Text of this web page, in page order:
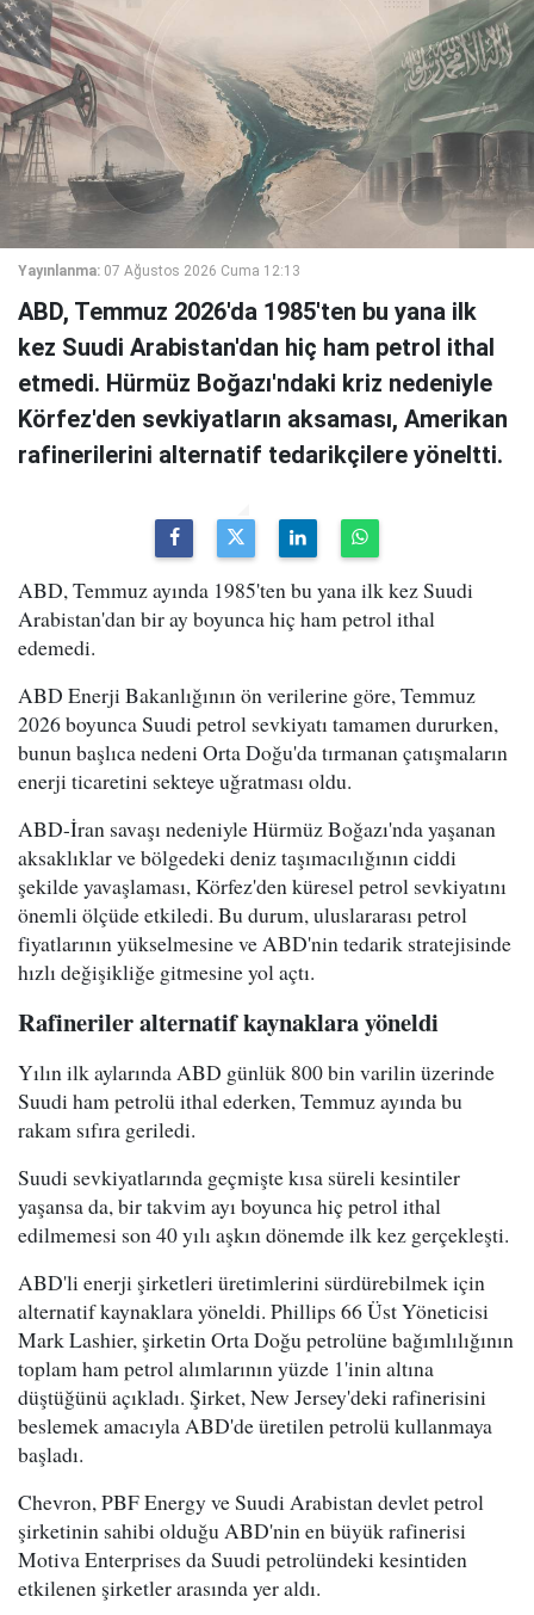
Yayınlanma: 07 Ağustos 2026 Cuma 12:13
ABD, Temmuz 2026'da 1985'ten bu yana ilk
kez Suudi Arabistan'dan hiç ham petrol ithal
etmedi. Hürmüz Boğazı'ndaki kriz nedeniyle
Körfez'den sevkiyatların aksaması, Amerikan
rafinerilerini alternatif tedarikçilere yöneltti.
ABD, Temmuz ayında 1985'ten bu yana ilk kez Suudi
Arabistan'dan bir ay boyunca hiç ham petrol ithal
edemedi.
ABD Enerji Bakanlığının ön verilerine göre, Temmuz
2026 boyunca Suudi petrol sevkiyatı tamamen dururken,
bunun başlıca nedeni Orta Doğu'da tırmanan çatışmaların
enerji ticaretini sekteye uğratması oldu.
ABD-İran savaşı nedeniyle Hürmüz Boğazı'nda yaşanan
aksaklıklar ve bölgedeki deniz taşımacılığının ciddi
şekilde yavaşlaması, Körfez'den küresel petrol sevkiyatını
önemli ölçüde etkiledi. Bu durum, uluslararası petrol
fiyatlarının yükselmesine ve ABD'nin tedarik stratejisinde
hızlı değişikliğe gitmesine yol açtı.
Rafineriler alternatif kaynaklara yöneldi
Yılın ilk aylarında ABD günlük 800 bin varilin üzerinde
Suudi ham petrolü ithal ederken, Temmuz ayında bu
rakam sıfıra geriledi.
Suudi sevkiyatlarında geçmişte kısa süreli kesintiler
yaşansa da, bir takvim ayı boyunca hiç petrol ithal
edilmemesi son 40 yılı aşkın dönemde ilk kez gerçekleşti.
ABD'li enerji şirketleri üretimlerini sürdürebilmek için
alternatif kaynaklara yöneldi. Phillips 66 Üst Yöneticisi
Mark Lashier, şirketin Orta Doğu petrolüne bağımlılığının
toplam ham petrol alımlarının yüzde 1'inin altına
düştüğünü açıkladı. Şirket, New Jersey'deki rafinerisini
beslemek amacıyla ABD'de üretilen petrolü kullanmaya
başladı.
Chevron, PBF Energy ve Suudi Arabistan devlet petrol
şirketinin sahibi olduğu ABD'nin en büyük rafinerisi
Motiva Enterprises da Suudi petrolündeki kesintiden
etkilenen şirketler arasında yer aldı.